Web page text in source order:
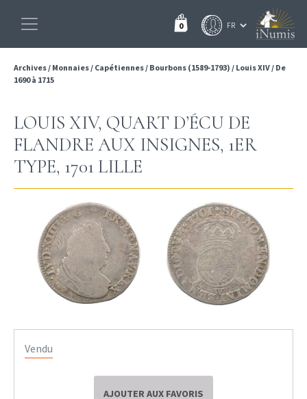
0
Archives/ Monnaies/ Capétiennes/ Bourbons (1589-1793) / Louis XIV/ De
1690 à 1715
LOUIS XIV, QUART D’ÉCU DE
FLANDRE AUX INSIGNES, 1ER
TYPE, 1701 LILLE
Vendu
AJOUTER AUX FAVORIS